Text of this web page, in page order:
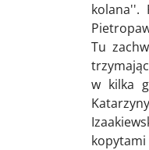
kolana''.
Tu
w kilka